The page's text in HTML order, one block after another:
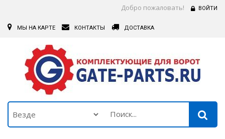
Добро пожаловать! ВОЙТИ
МЫ НА КАРТЕ КОНТАКТЫ ДОСТАВКА